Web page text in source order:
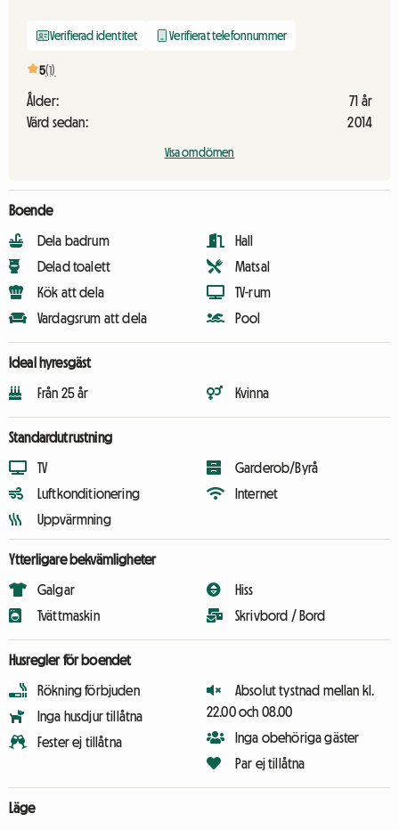
Verifierad identitet Verifierat telefonnummer
5(1)
Ålder:
71 år
Värd sedan:
2014
Visa omdömen
Boende
Dela badrum
Delad toalett
Kök att dela
Vardagsrum att dela
Hall
Matsal
TV-rum
Pool
Ideal hyresgäst
Från 25 år Kvinna
Standardutrustning
TV
Luftkonditionering
Uppvärmning
Garderob/Byrå
Internet
Ytterligare bekvämligheter
Galgar
Tvättmaskin
Hiss
Skrivbord / Bord
Husregler för boendet
Rökning förbjuden
Inga husdjur tillåtna
Fester ej tillåtna
Absolut tystnad mellan kl.
22.00 och 08.00
Inga obehöriga gäster
Par ej tillåtna
Läge